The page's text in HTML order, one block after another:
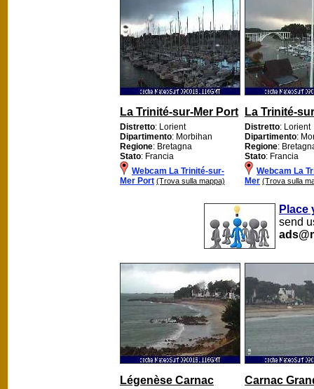
La Trinité-sur-Mer Port
Distretto: Lorient
Dipartimento: Morbihan
Regione: Bretagna
Stato: Francia
Webcam La Trinité-sur-
Mer Port (Trova sulla mappa)
La Trinité-
Distretto: Lorient
Dipartimento:
Regione:
Stato: Francia
Webcam La
Mer (Trova sulla
Place
send
Légenèse Carnac Carnac